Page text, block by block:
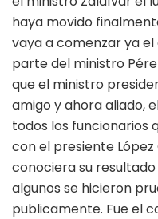
haya movido
vaya a comenzar ya
parte del ministro
que el ministro
amigo y ahora aliado,
todos los funcionarios
con el presiente
conociera su
algunos se hicieron
publicamente. Fue el